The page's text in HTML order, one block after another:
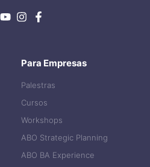
Para Empresas
Palestras
Cursos
Workshops
ABO Strategic Planning
ABO BA Experience